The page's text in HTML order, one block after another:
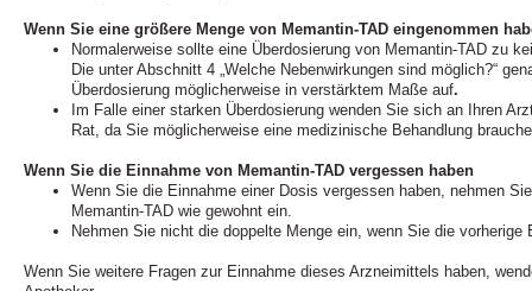
Wenn Sie eine größere Menge von Memantin-TAD eingenommen
Normalerweise sollte eine Überdosierung von Memantin-TAD zu
Die unter Abschnitt 4 „Welche Nebenwirkungen sind möglich?“
Überdosierung möglicherweise in verstärktem Maße auf.
Im Falle einer starken Überdosierung wenden Sie sich an Ihren
Rat, da Sie möglicherweise eine medizinische Behandlung
Wenn Sie die Einnahme von Memantin-TAD vergessen haben
Wenn Sie die Einnahme einer Dosis vergessen haben, nehmen
Memantin-TAD wie gewohnt ein.
Nehmen Sie nicht die doppelte Menge ein, wenn Sie die vorherige
Wenn Sie weitere Fragen zur Einnahme dieses Arzneimittels haben,